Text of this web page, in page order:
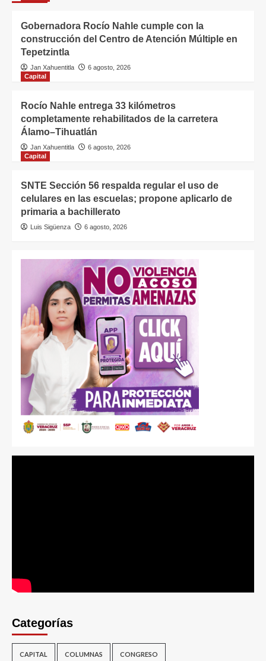
Gobernadora Rocío Nahle cumple con la
construcción del Centro de Atención Múltiple en
Tepetzintla
Jan Xahuentitla
6 agosto, 2026
Capital
Rocío Nahle entrega 33 kilómetros
completamente rehabilitados de la carretera
Álamo–Tihuatlán
Jan Xahuentitla
6 agosto, 2026
Capital
SNTE Sección 56 respalda regular el uso de
celulares en las escuelas; propone aplicarlo de
primaria a bachillerato
Luis Sigüenza 6 agosto, 2026
Categorías
CAPITAL COLUMNAS CONGRESO